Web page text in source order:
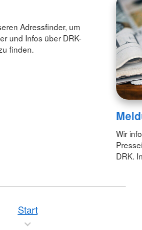
Adressfinder, um
und Infos über DRK-
finden.
Wir
DRK.
Start